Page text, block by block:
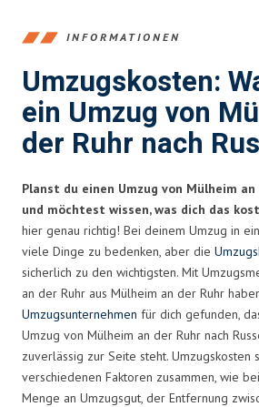
INFORMATIONEN
Umzugskosten:
ein Umzug von
der Ruhr nach
Planst du einen Umzug von Mülheim an
und möchtest wissen, was dich das
hier genau richtig! Bei deinem Umzug in
viele Dinge zu bedenken, aber die
sicherlich zu den wichtigsten. Mit
an der Ruhr aus Mülheim an der Ruhr
Umzugsunternehmen für dich gefunden,
Umzug von Mülheim an der Ruhr nach
zuverlässig zur Seite steht. Umzugskosten
verschiedenen Faktoren zusammen, wie
Menge an Umzugsgut, der Entfernung